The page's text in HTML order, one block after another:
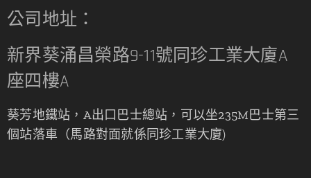
公司地址：
新界葵涌昌榮路9-11號同珍工業大廈A
座四樓A
葵芳地鐵站，A出口巴士總站，可以坐235M巴士第三
個站落車（馬路對面就係同珍工業大廈)